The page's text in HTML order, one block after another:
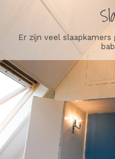
Er zijn veel